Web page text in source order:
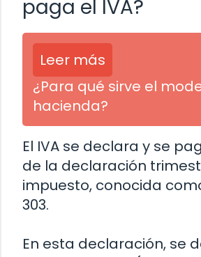
paga el IVA?
Leer más
¿Para qué sirve el
hacienda?
El IVA se declara y se
de la declaración
impuesto, conocida
303.
En esta declaración, se